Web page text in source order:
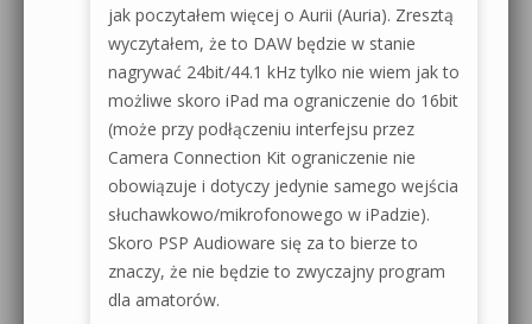
jak poczytałem więcej o Aurii (Auria). Zresztą
wyczytałem, że to DAW będzie w stanie
nagrywać 24bit/44.1 kHz tylko nie wiem jak to
możliwe skoro iPad ma ograniczenie do 16bit
(może przy podłączeniu interfejsu przez
Camera Connection Kit ograniczenie nie
obowiązuje i dotyczy jedynie samego wejścia
słuchawkowo/mikrofonowego w iPadzie).
Skoro PSP Audioware się za to bierze to
znaczy, że nie będzie to zwyczajny program
dla amatorów.